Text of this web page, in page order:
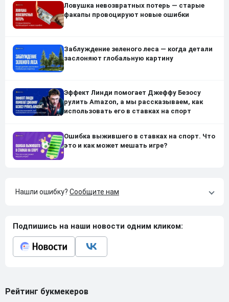
Ловушка невозвратных потерь — старые
факапы провоцируют новые ошибки
Заблуждение зеленого леса — когда детали
заслоняют глобальную картину
Эффект Линди помогает Джеффу Безосу
рулить Amazon, а мы рассказываем, как
использовать его в ставках на спорт
Ошибка выжившего в ставках на спорт. Что
это и как может мешать игре?
Нашли ошибку? Сообщите нам
Подпишись на наши новости одним кликом:
Рейтинг букмекеров